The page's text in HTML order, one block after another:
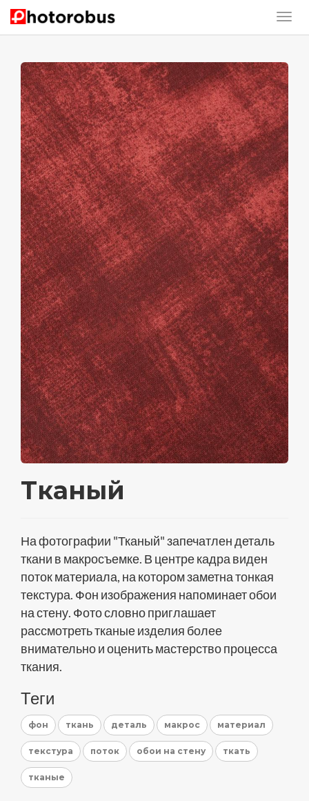
Тканый
На фотографии "Тканый" запечатлен деталь
ткани в макросъемке. В центре кадра виден
поток материала, на котором заметна тонкая
текстура. Фон изображения напоминает обои
на стену. Фото словно приглашает
рассмотреть тканые изделия более
внимательно и оценить мастерство процесса
ткания.
Теги
фон ткань деталь макрос материал
текстура поток обои на стену ткать
тканые